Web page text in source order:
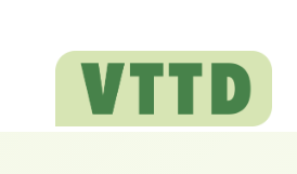
springen